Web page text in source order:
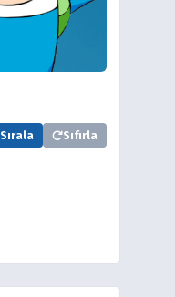
Sırala Sıfırla